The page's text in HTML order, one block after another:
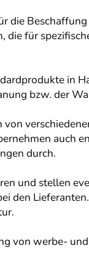
die
die für
in
bzw. der
auch
durch.
und stellen
den
von werbe-